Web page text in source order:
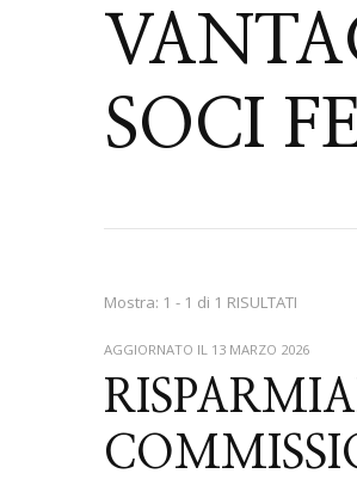
SOCI
Mostra: 1 - 1 di 1 RISULTATI
AGGIORNATO IL 13 MARZO 2026